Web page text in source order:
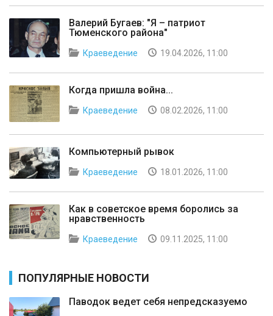
Валерий Бугаев: "Я – патриот
Тюменского района"
Краеведение 19.04.2026, 11:00
Когда пришла война...
Краеведение 08.02.2026, 11:00
Компьютерный рывок
Краеведение 18.01.2026, 11:00
Как в советское время боролись за
нравственность
Краеведение 09.11.2025, 11:00
ПОПУЛЯРНЫЕ НОВОСТИ
Паводок ведет себя непредсказуемо